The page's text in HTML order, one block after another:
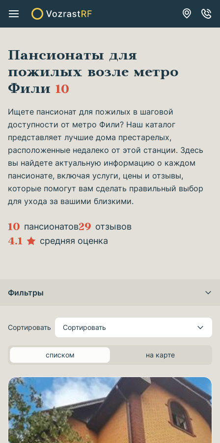
Пансионаты для
пожилых возле метро
Фили 10
Ищете пансионат для пожилых в шаговой
доступности от метро Фили? Наш каталог
представляет лучшие дома престарелых,
расположенные недалеко от этой станции. Здесь
вы найдете актуальную информацию о каждом
пансионате, включая услуги, цены и отзывы,
которые помогут вам сделать правильный выбор
для ухода за вашими близкими.
10 пансионатов29 отзывов
4.1 средняя оценка
Фильтры
Сортировать Сортировать
списком на карте